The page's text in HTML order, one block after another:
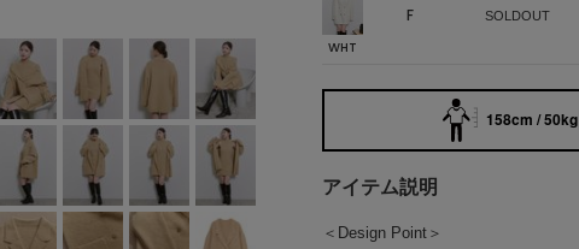
WHT
F SOLDOUT
158cm / 50kg
アイテム説明
＜Design Point＞